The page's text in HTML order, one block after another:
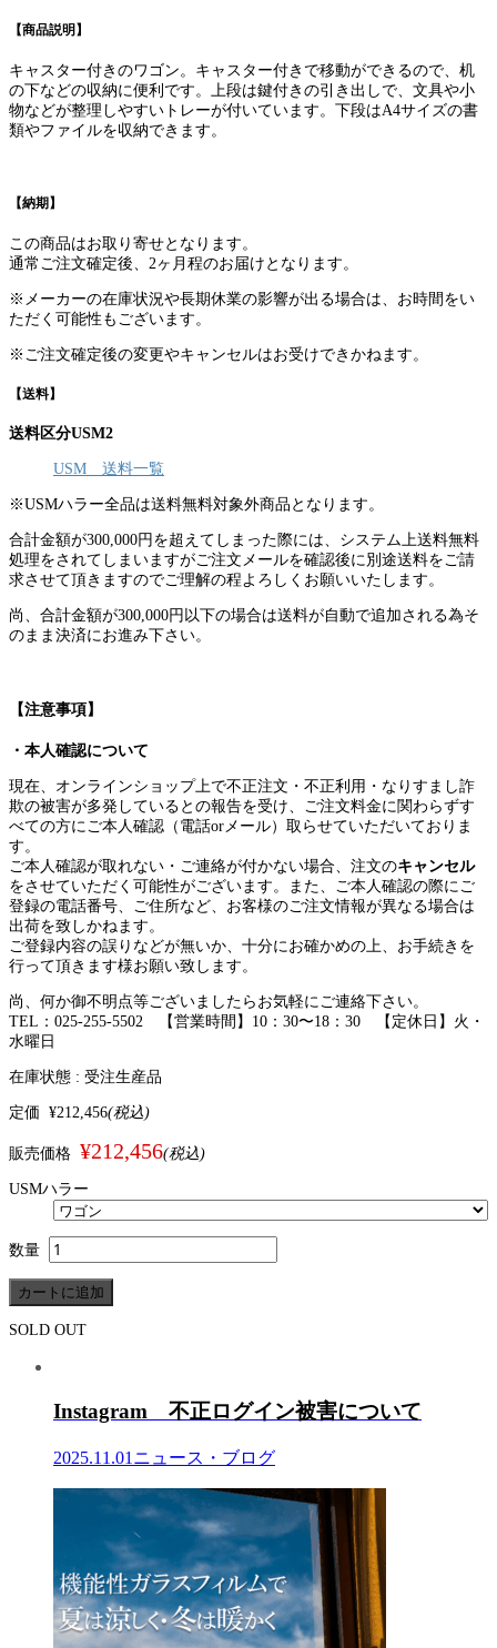
【商品説明】
キャスター付きのワゴン。キャスター付きで移動ができるので、机
の下などの収納に便利です。上段は鍵付きの引き出しで、文具や小
物などが整理しやすいトレーが付いています。下段はA4サイズの書
類やファイルを収納できます。
【納期】
この商品はお取り寄せとなります。
通常ご注文確定後、2ヶ月程のお届けとなります。
※メーカーの在庫状況や長期休業の影響が出る場合は、お時間をい
ただく可能性もございます。
※ご注文確定後の変更やキャンセルはお受けできかねます。
【送料】
送料区分USM2
USM 送料一覧
※USMハラー全品は送料無料対象外商品となります。
合計金額が300,000円を超えてしまった際には、システム上送料無料
処理をされてしまいますがご注文メールを確認後に別途送料をご請
求させて頂きますのでご理解の程よろしくお願いいたします。
尚、合計金額が300,000円以下の場合は送料が自動で追加される為そ
のまま決済にお進み下さい。
【注意事項】
・本人確認について
現在、オンラインショップ上で不正注文・不正利用・なりすまし詐
欺の被害が多発しているとの報告を受け、ご注文料金に関わらずす
べての方にご本人確認（電話orメール）取らせていただいておりま
す。
ご本人確認が取れない・ご連絡が付かない場合、注文のキャンセル
をさせていただく可能性がございます。また、ご本人確認の際にご
登録の電話番号、ご住所など、お客様のご注文情報が異なる場合は
出荷を致しかねます。
ご登録内容の誤りなどが無いか、十分にお確かめの上、お手続きを
行って頂きます様お願い致します。
尚、何か御不明点等ございましたらお気軽にご連絡下さい。
TEL：025-255-5502 【営業時間】10：30〜18：30 【定休日】火・
水曜日
在庫状態 : 受注生産品
定価 ¥212,456(税込)
販売価格 ¥212,456(税込)
USMハラー
数量
SOLD OUT
Instagram 不正ログイン被害について
2025.11.01 ニュース・ブログ